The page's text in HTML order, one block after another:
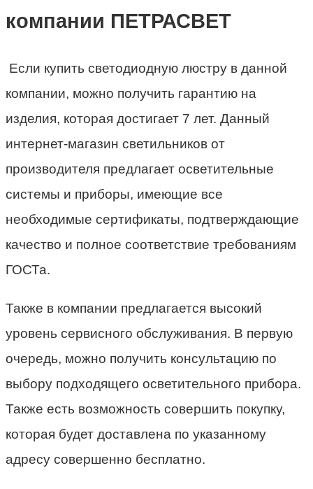
компании ПЕТРАСВЕТ
Если купить светодиодную люстру в данной
компании, можно получить гарантию на
изделия, которая достигает 7 лет. Данный
интернет-магазин светильников от
производителя предлагает осветительные
системы и приборы, имеющие все
необходимые сертификаты, подтверждающие
качество и полное соответствие требованиям
ГОСТа.
Также в компании предлагается высокий
уровень сервисного обслуживания. В первую
очередь, можно получить консультацию по
выбору подходящего осветительного прибора.
Также есть возможность совершить покупку,
которая будет доставлена по указанному
адресу совершенно бесплатно.